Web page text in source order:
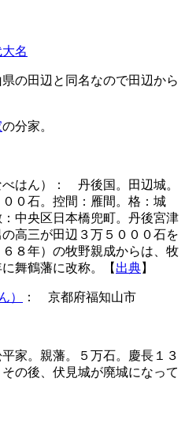
名
の田辺と同名なので田辺から
の分家。
はん）： 丹後国。田辺城。
０石。控間：雁間。格：城
中央区日本橋兜町。丹後宮津
高三が田辺３万５０００石を
８年）の牧野親成からは、牧
舞鶴藩に改称。【 出典】
） ： 京都府福知山市
家。親藩。５万石。慶長１３
の後、伏見城が廃城になって